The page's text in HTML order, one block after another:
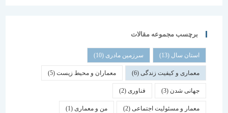
برچسب مجموعه مقالات
استان سال(13) سرزمین مادری(10)
معماری و کیفیت زندگی(6) معماران و محیط زیست(5)
جهانی شدن(3) فناوری (2)
معمار و مسئولیت اجتماعی (2) من و معماری (1)